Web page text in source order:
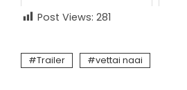
Post Views: 281
Trailer vettai naai